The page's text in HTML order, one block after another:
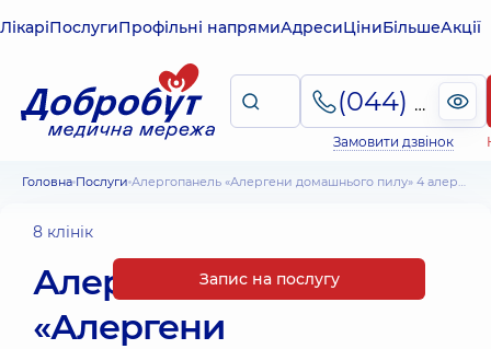
ЛікаріПослугиПрофільні напрямиАдресиЦіниБільшеАкції
(044) 495-2-888
Замовити дзвінок
Головна Послуги Алергопанель «Алергени домашнього пилу» 4 алергени
8 клінік
Алергопанель
«Алергени
Запис на послугу